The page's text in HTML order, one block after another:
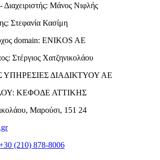
Διαχειριστής: Μάνος Νιφλής
Στεφανία Κασίμη
domain: ENIKOS AE
Στέργιος Χατζηνικολάου
ΥΠΗΡΕΣΙΕΣ ΔΙΑΔΙΚΤΥΟΥ ΑΕ
ΚΕΦΟΔΕ ΑΤΤΙΚΗΣ
Μαρούσι, 151 24
(210) 878-8006